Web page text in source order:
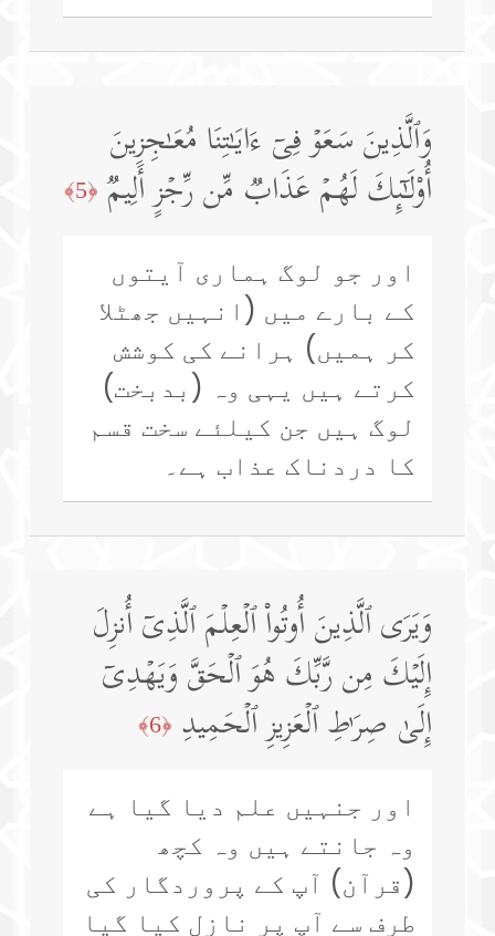
وَٱلَّذِینَ سَعَوۡ فِیۤ ءَایَـٰتِنَا مُعَـٰجِزِینَ
أُو۟لَـٰۤىِٕكَ لَهُمۡ عَذَابࣱ مِّن رِّجۡزٍ أَلِیمࣱ ﴿5﴾
اور جو لوگ ہماری آیتوں
کے بارے میں (انہیں جھٹلا
کر ہمیں) ہرانے کی کوشش
کرتے ہیں یہی وہ (بدبخت)
لوگ ہیں جن کیلئے سخت قسم
کا دردناک عذاب ہے۔
وَیَرَى ٱلَّذِینَ أُوتُوا۟ ٱلۡعِلۡمَ ٱلَّذِیۤ أُنزِلَ
إِلَیۡكَ مِن رَّبِّكَ هُوَ ٱلۡحَقَّ وَیَهۡدِیۤ
إِلَىٰ صِرَ ٰ⁠طِ ٱلۡعَزِیزِ ٱلۡحَمِیدِ ﴿6﴾
اور جنہیں علم دیا گیا ہے
وہ جانتے ہیں وہ کچھ
(قرآن) آپ کے پروردگار کی
طرف سے آپ پر نازل کیا گیا